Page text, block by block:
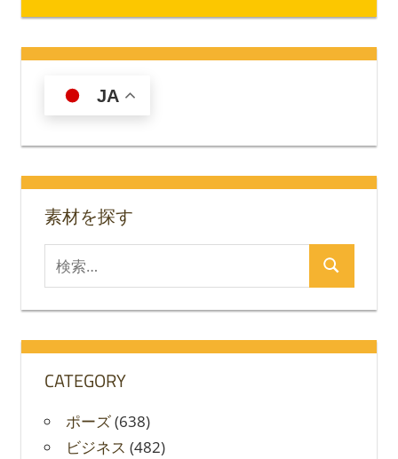
JA
素材を探す
対
検
CATEGORY
ポーズ(638)
ビジネス (482)